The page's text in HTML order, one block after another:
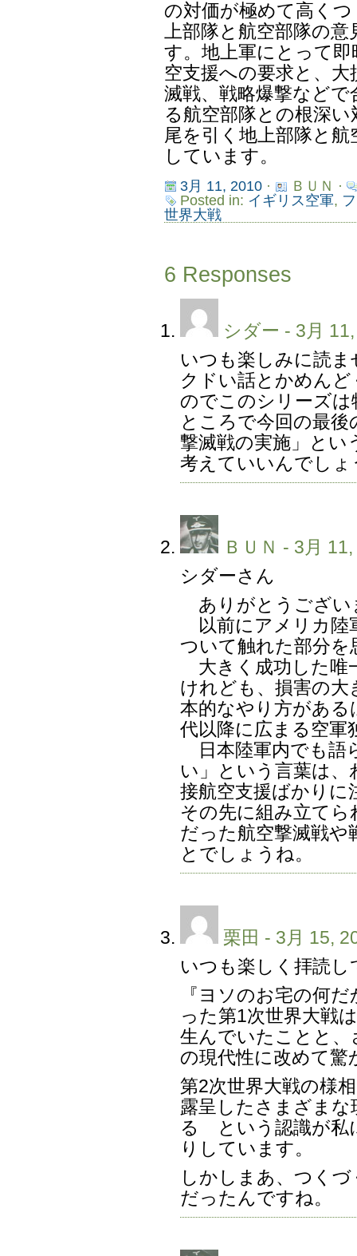
の対価が極めて高く
上部隊と航空部隊の
す。地上軍にとって
空支援への要求と、
滅戦、戦略爆撃など
る航空部隊との根深
尾を引く地上部隊と
しています。
3月 11, 2010·
ＢＵＮ ·
Posted in: イギリス空軍,
世界大戦
6 Responses
シダー - 3月
いつも楽しみに読
クドい話とかめん
のでこのシリーズ
ところで今回の最後
撃滅戦の実施」とい
考えていいんでしょ
ＢＵＮ - 3月
シダーさん
ありがとうござい
以前にアメリカ陸
ついて触れた部分
大きく成功した唯
けれども、損害の大
本的なやり方がある
代以降に広まる空軍
日本陸軍内でも語
い」という言葉は
接航空支援ばかりに
その先に組み立てら
だった航空撃滅戦や
とでしょうね。
栗田 - 3月 15,
いつも楽しく拝読し
『ヨソのお宅の何
った第1次世界大戦
生んでいたことと
の現代性に改めて驚
第2次世界大戦の様
露呈したさまざま
る という認識が私
りしています。
しかしまあ、つく
だったんですね。